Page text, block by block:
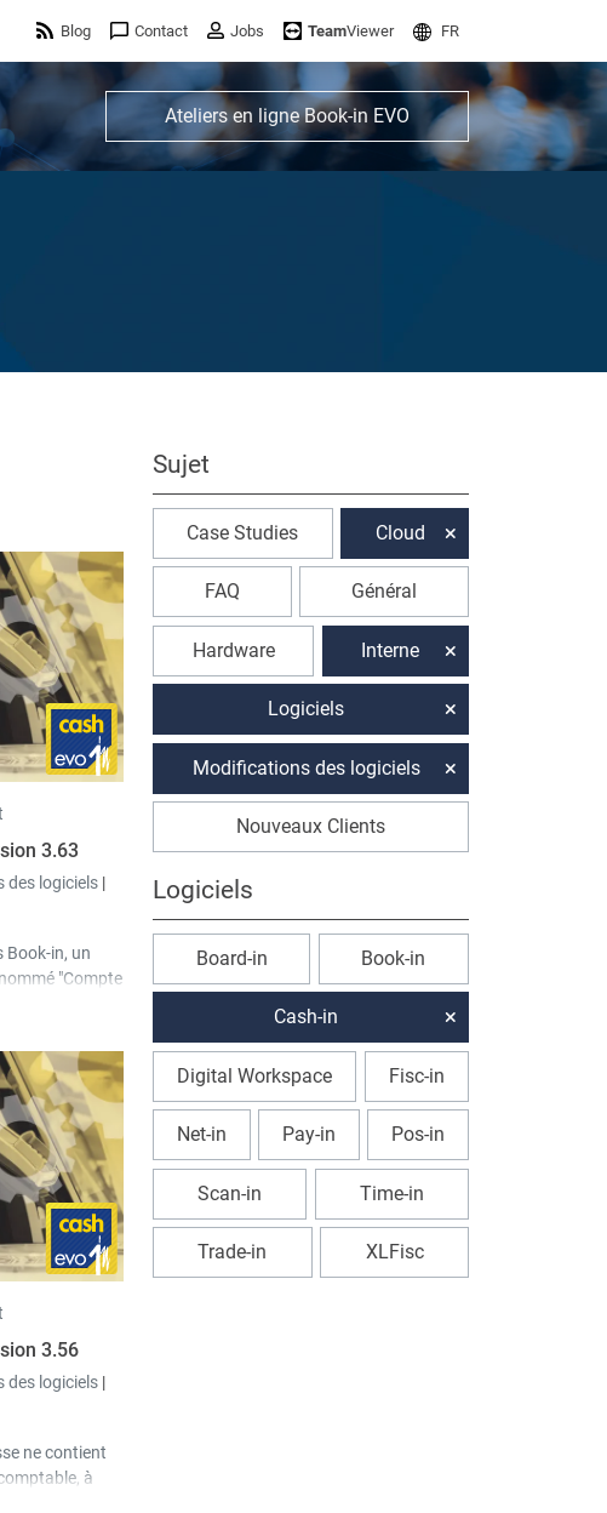
Blog Contact Jobs TeamViewer FR
Ateliers en ligne Book-in EVO
3.63
des logiciels |
Book-in, un
"Compte
les lignes du
Trade-in, il est
définir que la
carte client soit
document «
in. Cela
information
de la filtrer
3.56
des logiciels |
ne contient
à
Sujet
Case Studies Cloud
FAQ Général
Hardware Interne
Logiciels
Modifications des logiciels
Nouveaux Clients
Logiciels
Board-in Book-in
Cash-in
Digital Workspace Fisc-in
Net-in Pay-in Pos-in
Scan-in Time-in
Trade-in XLFisc